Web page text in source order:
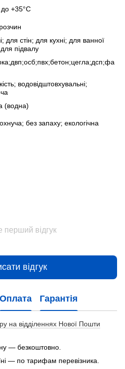
до +35°С
для стін; для кухні; для ванної
підвалу
водовідштовхувальні;
(водна)
без запаху; екологічна
перший відгук
відгук
Оплата Гарантія
на відділеннях Нової Пошти
— безкоштовно.
— по тарифам перевізника.